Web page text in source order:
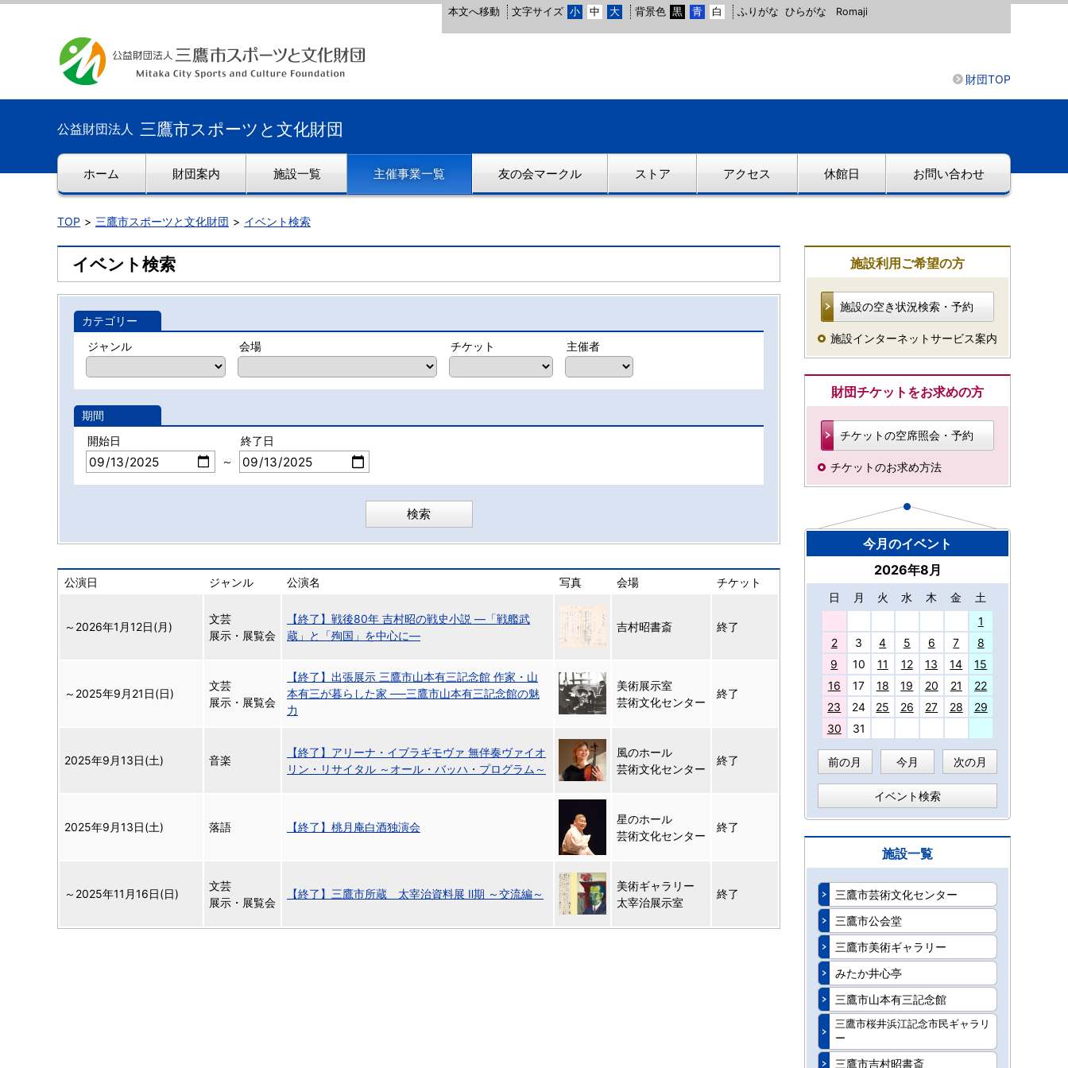
本文へ移動 文字サイズ 小 中 大 背景色 黒 青 白 ふりがな ひらがな Romaji
財団TOP
公益財団法人 三鷹市スポーツと文化財団
ホーム 財団案内 施設一覧 主催事業一覧 友の会マークル ストア アクセス 休館日 お問い合わせ
TOP 三鷹市スポーツと文化財団 イベント検索
イベント検索
カテゴリー
ジャンル
会場 チケット 主催者
期間
開始日
～
終了日
公演日 ジャンル 公演名 写真 会場 チケット
～ 2026年1月12日(月)
文芸
展示・展覧会
【終了】戦後80年 吉村昭の戦史小説 ―「戦艦武
蔵」と「殉国」を中心に―
吉村昭書斎 終了
～ 2025年9月21日(日)
文芸
展示・展覧会
【終了】出張展示 三鷹市山本有三記念館 作家・山
本有三が暮らした家 ──三鷹市山本有三記念館の魅
力
美術展示室
芸術文化センター
終了
2025年9月13日(土) 音楽
【終了】アリーナ・イブラギモヴァ 無伴奏ヴァイオ
リン・リサイタル ～オール・バッハ・プログラム～
風のホール
芸術文化センター
終了
2025年9月13日(土) 落語 【終了】桃月庵白酒独演会
星のホール
芸術文化センター
終了
～ 2025年11月16日(日)
文芸
展示・展覧会
【終了】三鷹市所蔵 太宰治資料展 Ⅱ期 ～交流編～
美術ギャラリー
太宰治展示室
終了
施設利用ご希望の方
施設の空き状況検索・予約
施設インターネットサービス案内
財団チケットをお求めの方
チケットの空席照会・予約
チケットのお求め方法
今月のイベント
2026年8月
日 月 火 水 木 金
土
1
2
3 4 5 6 7
8
9
10 11 12 13 14
15
16
17 18 19 20 21
22
23
24 25 26 27 28
29
30
31
前の月 今月 次の月
イベント検索
施設一覧
三鷹市芸術文化センター
三鷹市公会堂
三鷹市美術ギャラリー
みたか井心亭
三鷹市山本有三記念館
三鷹市桜井浜江記念市民ギャラリ
ー
三鷹市吉村昭書斎